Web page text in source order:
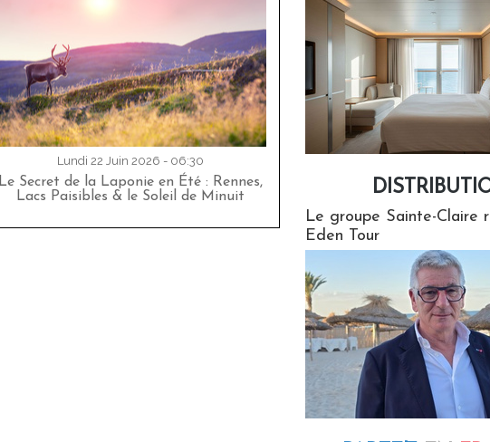
Lundi 22 Juin 2026 - 06:30
Le Secret de la Laponie en Été : Rennes,
Lacs Paisibles & le Soleil de Minuit
Le groupe Sainte-Claire
Eden Tour